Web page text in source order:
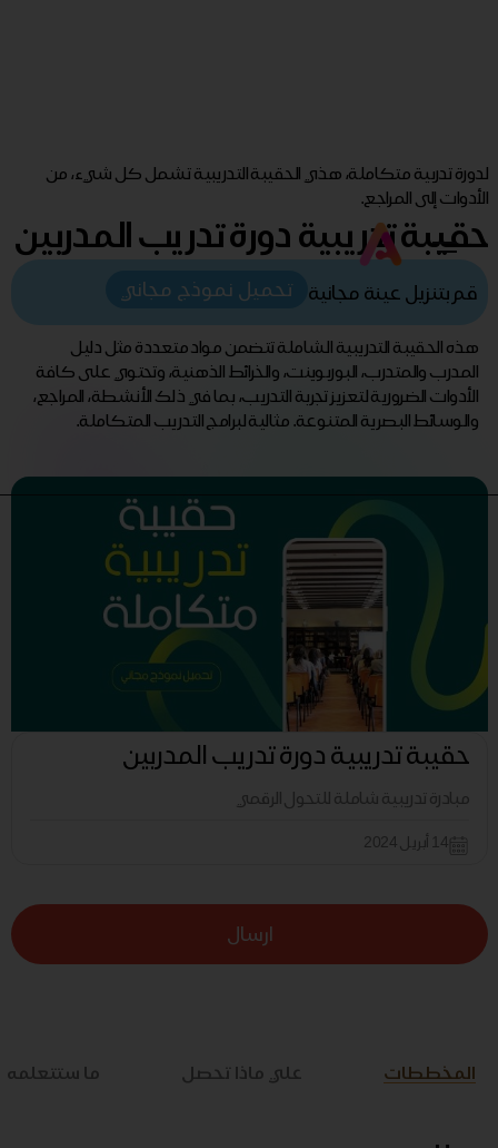
لدورة تدربية متكاملة، هذي الحقيبة التدريبية تشمل كل شيء، من
الأدوات إلى المراجع.
حقيبة تدريبية دورة تدريب المدربين
قم بتنزيل عينة مجانية تحميل نموذج مجاني
هذه الحقيبة التدريبية الشاملة تتضمن مواد متعددة مثل دليل
المدرب والمتدرب، البوربوينت، والخرائط الذهنية، وتحتوي على كافة
الأدوات الضرورية لتعزيز تجربة التدريب، بما في ذلك الأنشطة، المراجع،
والوسائط البصرية المتنوعة. مثالية لبرامج التدريب المتكاملة.
حقيبة تدريبية دورة تدريب المدربين
مبادرة تدريبية شاملة للتحول الرقمي
14 أبريل 2024
ارسال
المخططات علي ماذا تحصل ما ستتعلمه